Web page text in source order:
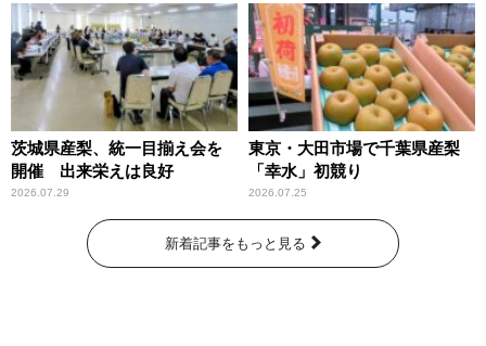
～」放送
茨城県産梨、統一目揃え会を
開催 出来栄えは良好
2026.07.29
東京・大田市場で千葉県産梨
「幸水」初競り
2026.07.25
新着記事をもっと見る